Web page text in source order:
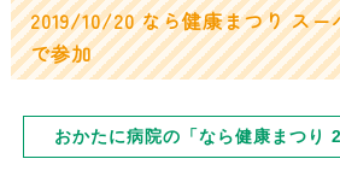
2019/10/20 なら健康まつり スー
で参加
おかたに病院の「なら健康まつり